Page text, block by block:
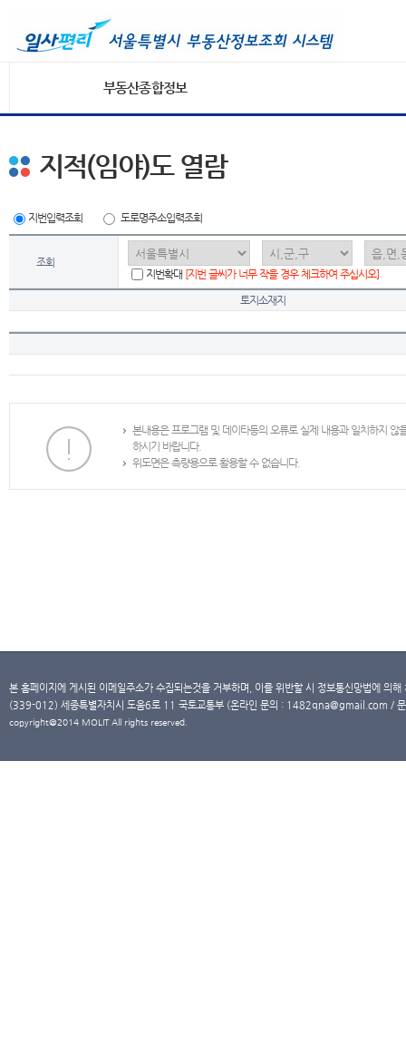
부동산종합정보
지적(임야)도 열람
지번입력조회 도로명주소입력조회
조회
지번확대 [지번 글씨가 너무 작을 경우 체크하여 주십시오]
토지소재지
본내용은 프로그램 및 데이타등의 오류로 실제 내용과 일치하지
하시기 바랍니다.
위도면은 측량용으로 활용할 수 없습니다.
본 홈페이지에 게시된 이메일주소가 수집되는것을 거부하며, 이를 위반할 시 정보통신망법에 의
(339-012) 세종특별자치시 도움6로 11 국토교통부 (온라인 문의 : 1482qna@gmail.com /
copyright@2014 MOLIT All rights reserved.